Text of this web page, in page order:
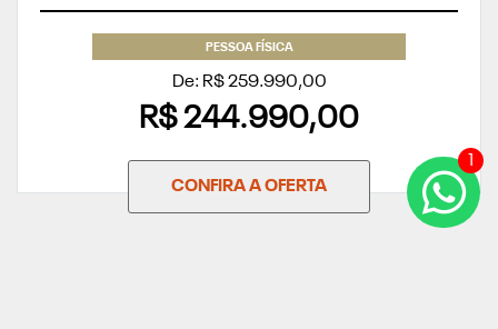
PESSOA FÍSICA
De: R$ 259.990,00
R$ 244.990,00
CONFIRA A OFERTA